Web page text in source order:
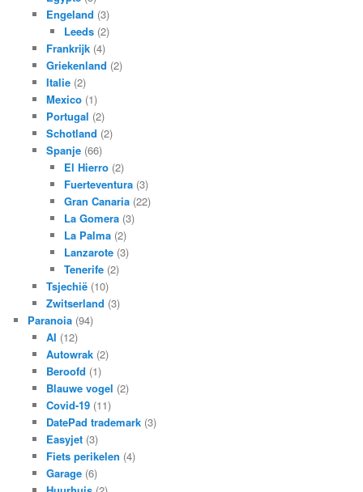
Engeland (3)
Leeds (2)
Frankrijk(4)
Griekenland (2)
Italie(2)
Mexico(1)
Portugal (2)
Schotland (2)
Spanje(66)
El Hierro (2)
Fuerteventura (3)
Gran Canaria (22)
La Gomera (3)
La Palma (2)
Lanzarote (3)
Tenerife (2)
Tsjechië(10)
Zwitserland (3)
Paranoia (94)
AI (12)
Autowrak(2)
Beroofd (1)
Blauwe vogel (2)
Covid-19(11)
DatePad trademark(3)
Easyjet(3)
Fiets perikelen (4)
Garage(6)